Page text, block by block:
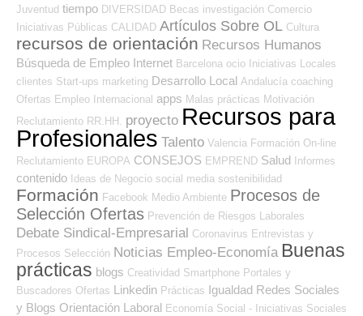
Juventud tiempo DIVERSIDAD Becas investigación Comercio
Iniciativas Públicas CALIDAD Artículos Sobre OL Cultura
recursos de orientación Recursos Humanos
Búsqueda de Empleo Internet Barcelona ocio Iniciativas Locales
clientes Start-ups marketing Desarrollo Local Andalucía coaching
Ofertas Empleo Internacional apps Malas prácticas Motivación
Reclutamiento RR.HH.
proyecto Recursos para
Profesionales Talento Valencia Formación On-line
Reclutamiento EUROPA CONSEJOS EMPREND Salud Informes
contenido Ideas de Negocio social media sostenibilidad
Formación Facebook Medio Ambiente Procesos de
Selección Ofertas Prevención de Riesgos Laborales
Debate Sindical-Empresarial Coronavirus Entrevistas y
Procesos Selección Noticias Empleo-Economía Buenas
prácticas blogs Creatividad Smartphone Portales y
Buscadores Ofertas Linkedin Prácticas Igualdad Redes Sociales
y Blogs Orientación Laboral Economía Social - Iniciativas Sociales